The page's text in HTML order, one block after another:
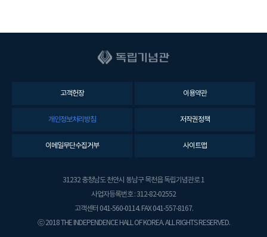
고객헌장 이용약관
개인정보처리방침 저작권정책
이메일무단수집거부 사이트맵
31232 충청남도 천안시 동남구 목천읍 독립기념관로 1
사업자등록번호 : 312-82-02552
고객센터 041-560-0114. FAX 041-557-8167.
ⓒ 2018 THE INDEPENDENCE HALL OF KOREA. ALL RIGHTS RESERVED.